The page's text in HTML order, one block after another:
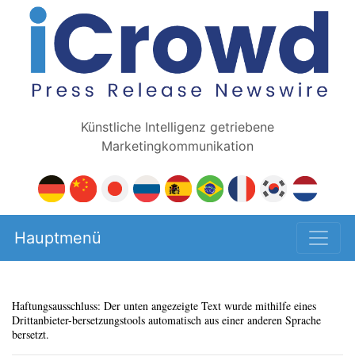
Künstliche Intelligenz getriebene
Marketingkommunikation
Hauptmenü
Haftungsausschluss: Der unten angezeigte Text wurde mithilfe eines
Drittanbieter-bersetzungstools automatisch aus einer anderen Sprache
bersetzt.